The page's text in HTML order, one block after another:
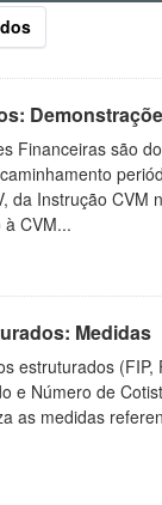
Financeiras são
da Instrução CVM
CVM...
Medidas
estruturados (FIP,
e Número de
as medidas